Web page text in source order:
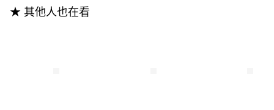
★ 其他人也在看